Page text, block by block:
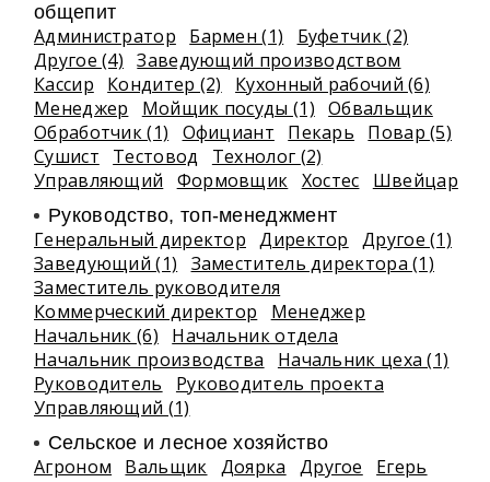
общепит
Администратор Бармен (1)
Буфетчик (2)
Другое (4)
Заведующий производством
Кассир
Кондитер (2)
Кухонный рабочий (6)
Менеджер
Мойщик посуды (1) Обвальщик
Обработчик (1)
Официант Пекарь
Повар (5)
Сушист
Тестовод
Технолог (2)
Управляющий
Формовщик Хостес Швейцар
Руководство, топ-менеджмент
Генеральный директор Директор
Другое (1)
Заведующий (1)
Заместитель директора (1)
Заместитель руководителя
Коммерческий директор
Менеджер
Начальник (6)
Начальник отдела
Начальник производства
Начальник цеха (1)
Руководитель
Руководитель проекта
Управляющий (1)
Сельское и лесное хозяйство
Агроном Вальщик Доярка Другое
Егерь